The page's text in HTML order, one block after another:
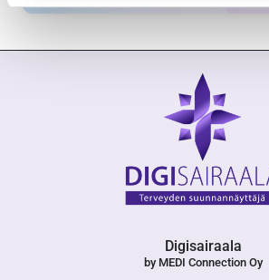
Digisairaala
by MEDI Connection Oy